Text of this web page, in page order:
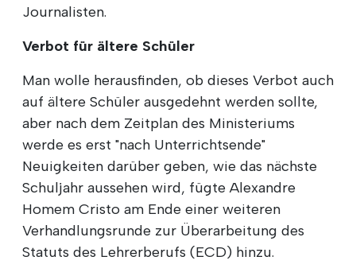
Journalisten.
Verbot für ältere Schüler
Man wolle herausfinden, ob dieses Verbot auch
auf ältere Schüler ausgedehnt werden sollte,
aber nach dem Zeitplan des Ministeriums
werde es erst "nach Unterrichtsende"
Neuigkeiten darüber geben, wie das nächste
Schuljahr aussehen wird, fügte Alexandre
Homem Cristo am Ende einer weiteren
Verhandlungsrunde zur Überarbeitung des
Statuts des Lehrerberufs (ECD) hinzu.